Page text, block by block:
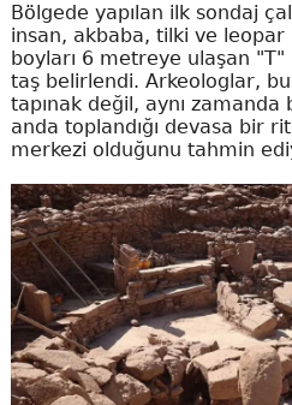
Bölgede yapılan ilk sondaj
insan, akbaba, tilki ve leopar
boyları 6 metreye ulaşan
taş belirlendi. Arkeologlar,
tapınak değil, aynı zamanda
anda toplandığı devasa bir
merkezi olduğunu tahmin